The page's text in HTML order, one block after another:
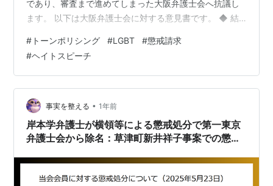
であり、審査まで進めてしまった大阪弁護士会へ抗議し
ます。 以下は大阪弁護士会に対する意見書です。 ◆ 結
懲戒や罰などを受けるようなことはしていない。 請求者
は仲岡弁護士に対し長期間にわたり批判的言動を繰り返
しており、過去には訴訟も提起したが、請求者側の主張
は認められなかった。 今回の懲戒請求も、これまでの行
いの延長線上にあるもので、客観的にみて「弁護士の職
務上の非行」を指摘す…
# トーンポリシング #LGBT #懲戒請求
#ヘイトスピーチ
事実を整える • 1年前
岸本学弁護士が横領等による懲戒処分で第一東京
弁護士会から除名：草津町新井祥子事案での懲戒